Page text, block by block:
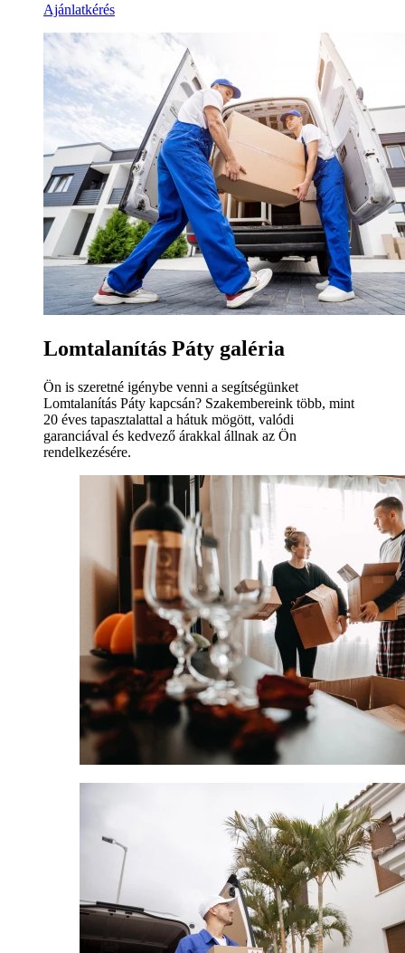
Ajánlatkérés
Lomtalanítás Páty galéria
Ön is szeretné igénybe venni a segítségünket
Lomtalanítás Páty kapcsán? Szakembereink több, mint
20 éves tapasztalattal a hátuk mögött, valódi
garanciával és kedvező árakkal állnak az Ön
rendelkezésére.